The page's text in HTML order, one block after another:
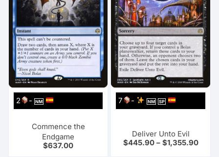
2 -NM
Commence the
Endgame
$637.00
7 - NM SP
Deliver Unto Evil
$445.90– $1,355.90